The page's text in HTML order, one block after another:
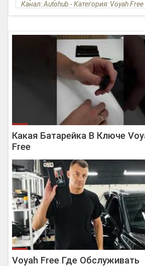
Канал: Autohub - Категория: Voyah
Какая Батарейка В Ключе
Free
Voyah Free Где Обслуживать